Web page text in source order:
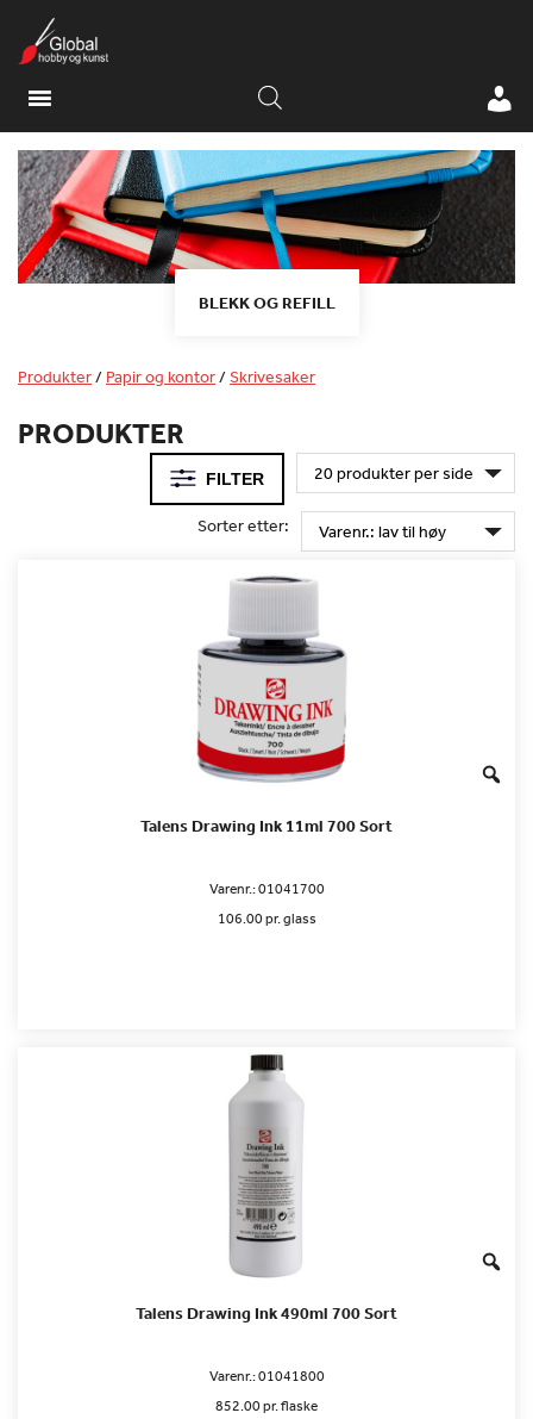
BLEKK OG REFILL
Produkter/ Papir og kontor/Skrivesaker
PRODUKTER
FILTER
Sorter etter:
Talens Drawing Ink 11ml 700 Sort
Varenr.:01041700
106.00 pr. glass
Talens Drawing Ink 490ml 700 Sort
Varenr.:01041800
852.00 pr. flaske